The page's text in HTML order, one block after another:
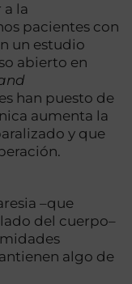
la
pacientes con
un estudio
abierto en
han puesto de
aumenta la
y que
–que
del cuerpo–
algo de